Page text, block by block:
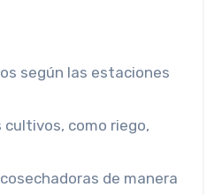
según las estaciones
como riego,
de manera